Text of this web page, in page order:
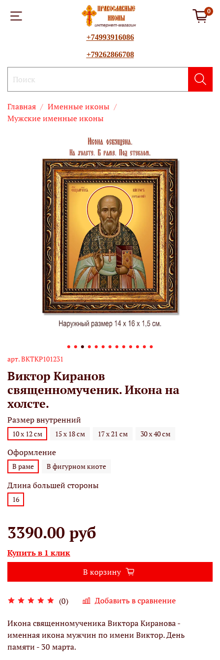
0
+74993916086
+79262866708
Главная
Именные иконы
Мужские именные иконы
арт.ВКТКР101231
Виктор Киранов
священномученик. Икона на
холсте.
(0) Добавить в сравнение
Размер внутренний
10 х 12 см 15 х 18 см 17 х 21 см 30 х 40 см
Оформление
В раме В фигурном киоте
Длина большей стороны
16
3390.00 руб
Купить в 1 клик
В корзину
Икона священномученика Виктора Киранова -
именная икона мужчин по имени Виктор. День
памяти - 30 марта.